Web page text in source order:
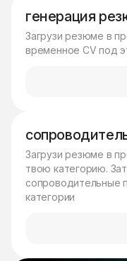
генерация
Загрузи резюме в
временное CV под
Загрузи резюме в
твою категорию.
сопроводительные
категории